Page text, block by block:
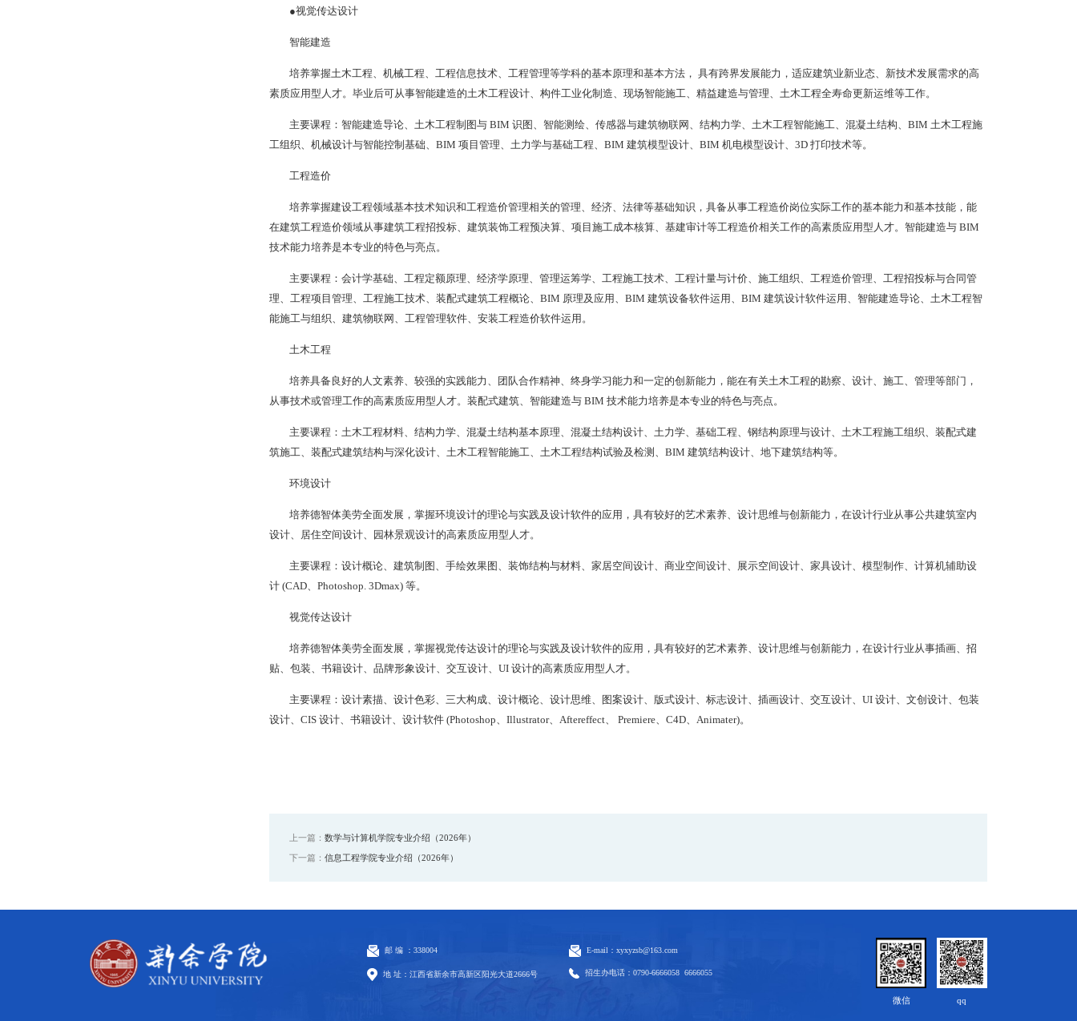
●视觉传达设计
智能建造
培养掌握土木工程、机械工程、工程信息技术、工程管理等学科的基本原理和基本方法， 具有跨界发展能力，适应建筑业新业态、新技术发展需求的高
素质应用型人才。毕业后可从事智能建造的土木工程设计、构件工业化制造、现场智能施工、精益建造与管理、土木工程全寿命更新运维等工作。
主要课程：智能建造导论、土木工程制图与 BIM 识图、智能测绘、传感器与建筑物联网、结构力学、土木工程智能施工、混凝土结构、BIM 土木工程施
工组织、机械设计与智能控制基础、BIM 项目管理、土力学与基础工程、BIM 建筑模型设计、BIM 机电模型设计、3D 打印技术等。
工程造价
培养掌握建设工程领域基本技术知识和工程造价管理相关的管理、经济、法律等基础知识，具备从事工程造价岗位实际工作的基本能力和基本技能，能
在建筑工程造价领域从事建筑工程招投标、建筑装饰工程预决算、项目施工成本核算、基建审计等工程造价相关工作的高素质应用型人才。智能建造与 BIM
技术能力培养是本专业的特色与亮点。
主要课程：会计学基础、工程定额原理、经济学原理、管理运筹学、工程施工技术、工程计量与计价、施工组织、工程造价管理、工程招投标与合同管
理、工程项目管理、工程施工技术、装配式建筑工程概论、BIM 原理及应用、BIM 建筑设备软件运用、BIM 建筑设计软件运用、智能建造导论、土木工程智
能施工与组织、建筑物联网、工程管理软件、安装工程造价软件运用。
土木工程
培养具备良好的人文素养、较强的实践能力、团队合作精神、终身学习能力和一定的创新能力，能在有关土木工程的勘察、设计、施工、管理等部门，
从事技术或管理工作的高素质应用型人才。装配式建筑、智能建造与 BIM 技术能力培养是本专业的特色与亮点。
主要课程：土木工程材料、结构力学、混凝土结构基本原理、混凝土结构设计、土力学、基础工程、钢结构原理与设计、土木工程施工组织、装配式建
筑施工、装配式建筑结构与深化设计、土木工程智能施工、土木工程结构试验及检测、BIM 建筑结构设计、地下建筑结构等。
环境设计
培养德智体美劳全面发展，掌握环境设计的理论与实践及设计软件的应用，具有较好的艺术素养、设计思维与创新能力，在设计行业从事公共建筑室内
设计、居住空间设计、园林景观设计的高素质应用型人才。
主要课程：设计概论、建筑制图、手绘效果图、装饰结构与材料、家居空间设计、商业空间设计、展示空间设计、家具设计、模型制作、计算机辅助设
计 (CAD、Photoshop. 3Dmax) 等。
视觉传达设计
培养德智体美劳全面发展，掌握视觉传达设计的理论与实践及设计软件的应用，具有较好的艺术素养、设计思维与创新能力，在设计行业从事插画、招
贴、包装、书籍设计、品牌形象设计、交互设计、UI 设计的高素质应用型人才。
主要课程：设计素描、设计色彩、三大构成、设计概论、设计思维、图案设计、版式设计、标志设计、插画设计、交互设计、UI 设计、文创设计、包装
设计、CIS 设计、书籍设计、设计软件 (Photoshop、Illustrator、Aftereffect、 Premiere、C4D、Animater)。
上一篇： 数学与计算机学院专业介绍（2026年）
下一篇： 信息工程学院专业介绍（2026年）
邮 编 ：338004 E-mail：xyxyzsb@163.com
地 址：江西省新余市高新区阳光大道2666号 招生办电话：0790-6666058 6666055
微信 qq